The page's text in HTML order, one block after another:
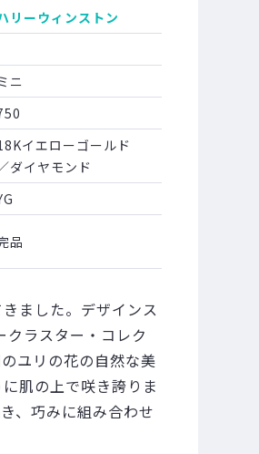
リーウィンストン
ニ
イエローゴールド
ダイヤモンド
品
ました。デザインス
ラスター・コレク
ユリの花の自然な美
肌の上で咲き誇りま
、巧みに組み合わせ